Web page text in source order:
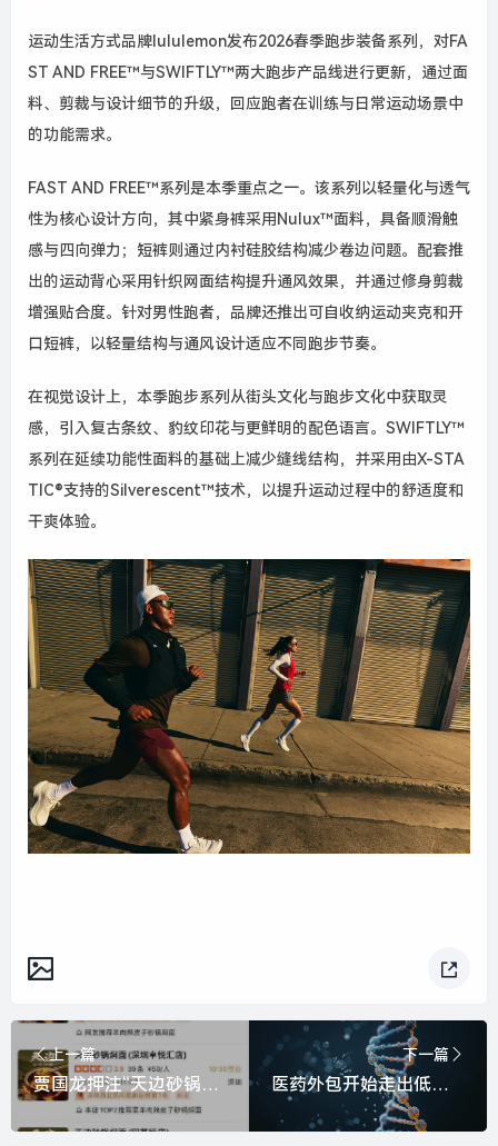
运动生活方式品牌lululemon发布2026春季跑步装备系列，对FA
ST AND FREE™与SWIFTLY™两大跑步产品线进行更新，通过面
料、剪裁与设计细节的升级，回应跑者在训练与日常运动场景中
的功能需求。
FAST AND FREE™系列是本季重点之一。该系列以轻量化与透气
性为核心设计方向，其中紧身裤采用Nulux™面料，具备顺滑触
感与四向弹力；短裤则通过内衬硅胶结构减少卷边问题。配套推
出的运动背心采用针织网面结构提升通风效果，并通过修身剪裁
增强贴合度。针对男性跑者，品牌还推出可自收纳运动夹克和开
口短裤，以轻量结构与通风设计适应不同跑步节奏。
在视觉设计上，本季跑步系列从街头文化与跑步文化中获取灵
感，引入复古条纹、豹纹印花与更鲜明的配色语言。SWIFTLY™
系列在延续功能性面料的基础上减少缝线结构，并采用由X-STA
TIC®支持的Silverescent™技术，以提升运动过程中的舒适度和
干爽体验。
上一篇
贾国龙押注“天边砂锅焖面”：第六家店即将开业，人均消费约30元至50元|界面新闻
下一篇
医药外包开始走出低谷|界面新闻